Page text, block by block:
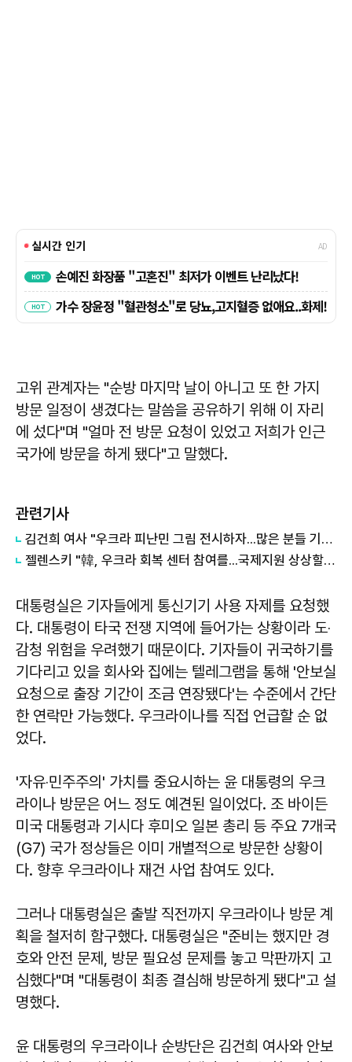
고위 관계자는 "순방 마지막 날이 아니고 또 한 가지
방문 일정이 생겼다는 말씀을 공유하기 위해 이 자리
에 섰다"며 "얼마 전 방문 요청이 있었고 저희가 인근
국가에 방문을 하게 됐다"고 말했다.
관련기사
김건희 여사 "우크라 피난민 그림 전시하자...많은 분들 기부할 것"
젤렌스키 "韓, 우크라 회복 센터 참여를...국제지원 상상할 수 없는 정도로 필요"
대통령실은 기자들에게 통신기기 사용 자제를 요청했
다. 대통령이 타국 전쟁 지역에 들어가는 상황이라 도‧
감청 위험을 우려했기 때문이다. 기자들이 귀국하기를
기다리고 있을 회사와 집에는 텔레그램을 통해 '안보실
요청으로 출장 기간이 조금 연장됐다'는 수준에서 간단
한 연락만 가능했다. 우크라이나를 직접 언급할 순 없
었다.
'자유‧민주주의' 가치를 중요시하는 윤 대통령의 우크
라이나 방문은 어느 정도 예견된 일이었다. 조 바이든
미국 대통령과 기시다 후미오 일본 총리 등 주요 7개국
(G7) 국가 정상들은 이미 개별적으로 방문한 상황이
다. 향후 우크라이나 재건 사업 참여도 있다.
그러나 대통령실은 출발 직전까지 우크라이나 방문 계
획을 철저히 함구했다. 대통령실은 "준비는 했지만 경
호와 안전 문제, 방문 필요성 문제를 놓고 막판까지 고
심했다"며 "대통령이 최종 결심해 방문하게 됐다"고 설
명했다.
윤 대통령의 우크라이나 순방단은 김건희 여사와 안보